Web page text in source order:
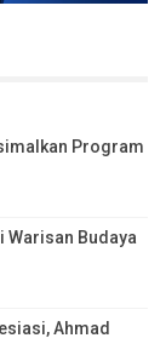
Program
Warisan Budaya
Ahmad